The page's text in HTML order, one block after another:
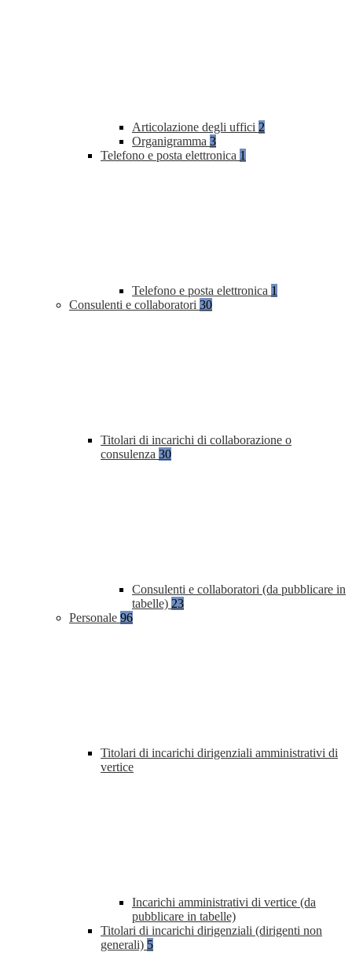
Articolazione degli uffici 2
Organigramma 3
Telefono e posta elettronica 1
Telefono e posta elettronica 1
Consulenti e collaboratori 30
Titolari di incarichi di collaborazione o
consulenza 30
Consulenti e collaboratori (da pubblicare in
tabelle) 23
Personale 96
Titolari di incarichi dirigenziali amministrativi di
vertice
Incarichi amministrativi di vertice (da
pubblicare in tabelle)
Titolari di incarichi dirigenziali (dirigenti non
generali) 5